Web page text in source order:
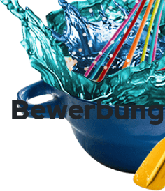
Bewerbung